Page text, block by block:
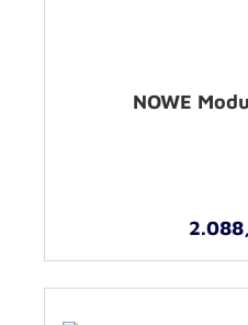
NOWE